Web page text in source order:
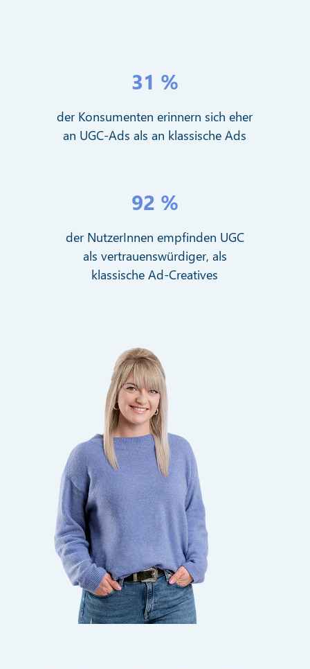
31 %
der Konsumenten erinnern sich eher
an UGC-Ads als an klassische Ads
92 %
der NutzerInnen empfinden UGC
als vertrauenswürdiger, als
klassische Ad-Creatives